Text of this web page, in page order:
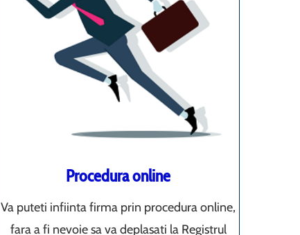
Procedura online
Va puteti infiinta firma prin procedura online,
fara a fi nevoie sa va deplasati la Registrul